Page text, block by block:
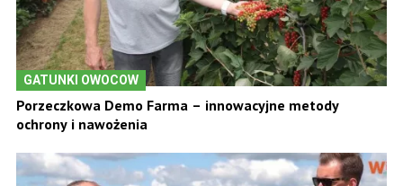
GATUNKI OWOCOW
Porzeczkowa Demo Farma – innowacyjne metody
ochrony i nawożenia